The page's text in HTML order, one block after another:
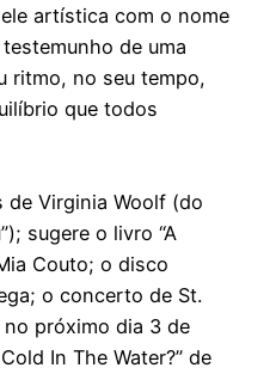
artística com o nome
de uma
ritmo, no seu tempo,
que todos
de Virginia Woolf (do
sugere o livro “A
Couto; o disco
o concerto de St.
próximo dia 3 de
In The Water?” de